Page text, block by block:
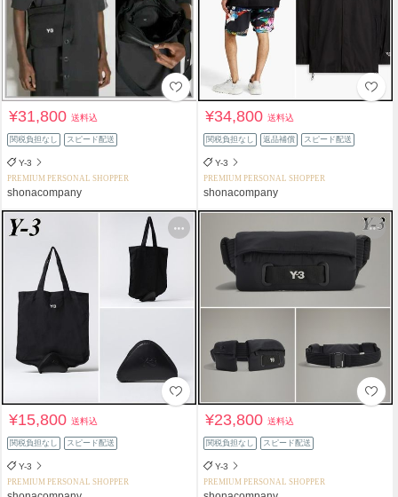
¥31,800送料込
関税負担なし スピード配送
Y-3
PREMIUM PERSONAL SHOPPER
shonacompany
¥34,800送料込
関税負担なし 返品補償 スピード配送
Y-3
PREMIUM PERSONAL SHOPPER
shonacompany
¥15,800送料込
関税負担なし スピード配送
Y-3
PREMIUM PERSONAL SHOPPER
¥23,800送料込
関税負担なし スピード配送
Y-3
PREMIUM PERSONAL SHOPPER